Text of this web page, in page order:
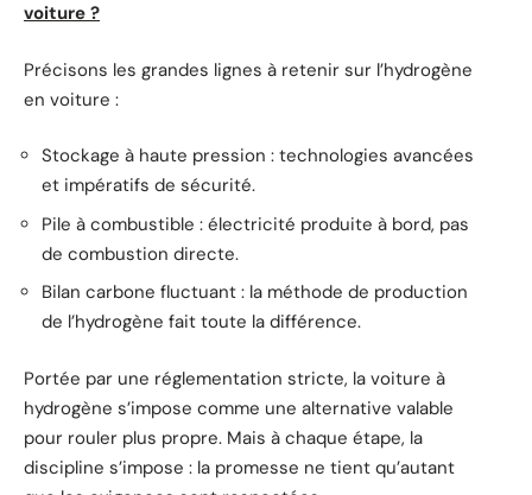
voiture ?
Précisons les grandes lignes à retenir sur l’hydrogène
en voiture :
Stockage à haute pression : technologies avancées
et impératifs de sécurité.
Pile à combustible : électricité produite à bord, pas
de combustion directe.
Bilan carbone fluctuant : la méthode de production
de l’hydrogène fait toute la différence.
Portée par une réglementation stricte, la voiture à
hydrogène s’impose comme une alternative valable
pour rouler plus propre. Mais à chaque étape, la
discipline s’impose : la promesse ne tient qu’autant